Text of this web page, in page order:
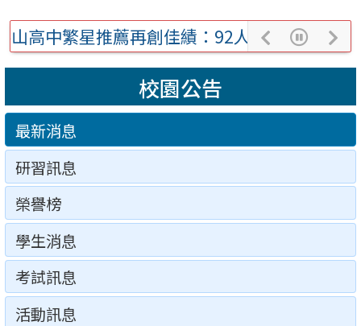
區
中繁星推薦再創佳績：92人上榜傲視群倫
上
一
放/ 一
校園公告
最新消息
研習訊息
榮譽榜
學生消息
考試訊息
活動訊息